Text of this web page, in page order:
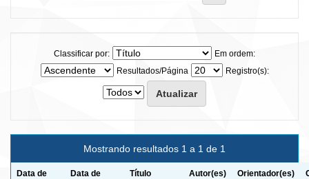
Classificar por:
Em ordem:
Resultados/Página
Registro(s):
Mostrando resultados 1 a 1 de 1
Data de
Data de
Título Autor(es) Orientador(es)